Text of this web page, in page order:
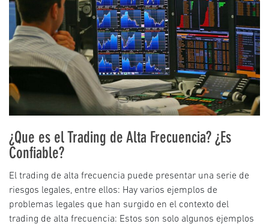
¿Que es el Trading de Alta Frecuencia? ¿Es
Confiable?
El trading de alta frecuencia puede presentar una serie de
riesgos legales, entre ellos: Hay varios ejemplos de
problemas legales que han surgido en el contexto del
trading de alta frecuencia: Estos son solo algunos ejemplos